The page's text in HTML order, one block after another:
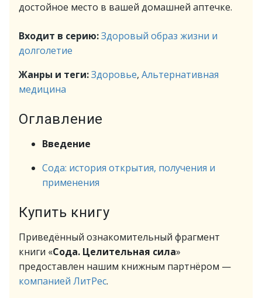
достойное место в вашей домашней аптечке.
Входит в серию:Здоровый образ жизни и
долголетие
Жанры и теги:Здоровье, Альтернативная
медицина
Оглавление
Введение
Сода: история открытия, получения и
применения
Купить книгу
Приведённый ознакомительный фрагмент
книги «Сода. Целительная сила»
предоставлен нашим книжным партнёром —
компанией ЛитРес.